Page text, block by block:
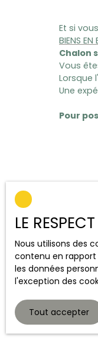
Et si
BIENS EN
Chalon
Vous
Lorsque
Une
Pour
LE
Nous utilisons des
contenu en rapport
les données
l'exception des
Tout accepter